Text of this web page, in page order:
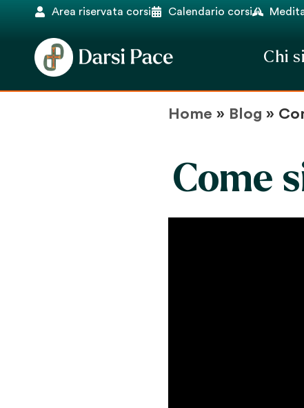
Area riservata corsi Calendario corsi
Chi
Home » Blog »
Come